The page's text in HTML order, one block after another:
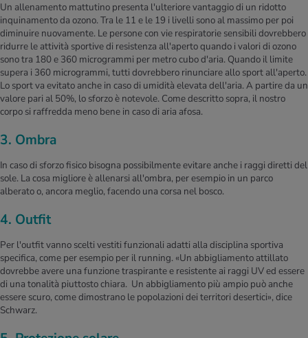
Un allenamento mattutino presenta l'ulteriore vantaggio di un ridotto
inquinamento da ozono. Tra le 11 e le 19 i livelli sono al massimo per poi
diminuire nuovamente. Le persone con vie respiratorie sensibili dovrebbero
ridurre le attività sportive di resistenza all'aperto quando i valori di ozono
sono tra 180 e 360 microgrammi per metro cubo d'aria. Quando il limite
supera i 360 microgrammi, tutti dovrebbero rinunciare allo sport all'aperto.
Lo sport va evitato anche in caso di umidità elevata dell'aria. A partire da un
valore pari al 50%, lo sforzo è notevole. Come descritto sopra, il nostro
corpo si raffredda meno bene in caso di aria afosa.
3. Ombra
In caso di sforzo fisico bisogna possibilmente evitare anche i raggi diretti del
sole. La cosa migliore è allenarsi all'ombra, per esempio in un parco
alberato o, ancora meglio, facendo una corsa nel bosco.
4. Outfit
Per l'outfit vanno scelti vestiti funzionali adatti alla disciplina sportiva
specifica, come per esempio per il running. «Un abbigliamento attillato
dovrebbe avere una funzione traspirante e resistente ai raggi UV ed essere
di una tonalità piuttosto chiara. Un abbigliamento più ampio può anche
essere scuro, come dimostrano le popolazioni dei territori desertici», dice
Schwarz.